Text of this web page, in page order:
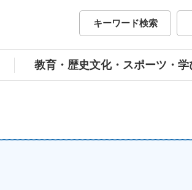
白河市公式ホームページ
キーワード検索
教育・歴史文化・スポーツ・学